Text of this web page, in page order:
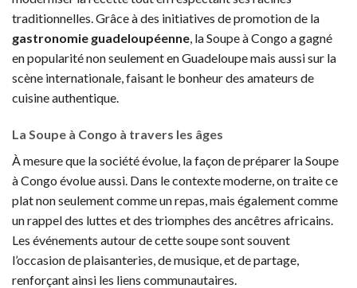
traditionnelles. Grâce à des initiatives de promotion de la
gastronomie guadeloupéenne , la Soupe à Congo a gagné
en popularité non seulement en Guadeloupe mais aussi sur la
scène internationale, faisant le bonheur des amateurs de
cuisine authentique.
La Soupe à Congo à travers les âges
À mesure que la société évolue, la façon de préparer la Soupe
à Congo évolue aussi. Dans le contexte moderne, on traite ce
plat non seulement comme un repas, mais également comme
un rappel des luttes et des triomphes des ancêtres africains.
Les événements autour de cette soupe sont souvent
l’occasion de plaisanteries, de musique, et de partage,
renforçant ainsi les liens communautaires.